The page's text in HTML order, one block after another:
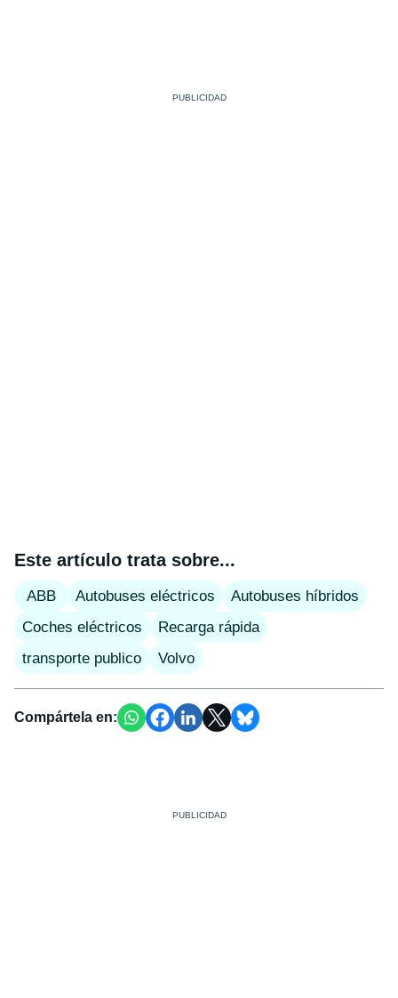
Este artículo trata sobre...
ABB Autobuses eléctricos
Autobuses híbridos
Coches eléctricos
Recarga rápida
transporte publico
Volvo
Compártela en: